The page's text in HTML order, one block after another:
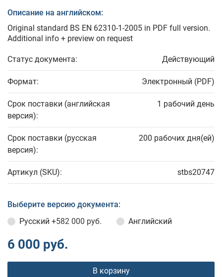
Описание на английском:
Original standard BS EN 62310-1-2005 in PDF full version.
Additional info + preview on request
Статус документа: Действующий
Формат: Электронный (PDF)
Срок поставки (английская
версия):
1 рабочий день
Срок поставки (русская
версия):
200 рабочих дня(ей)
Артикул (SKU): stbs20747
Выберите версию документа:
Русский +582 000 руб. Английский
6 000 руб.
В корзину